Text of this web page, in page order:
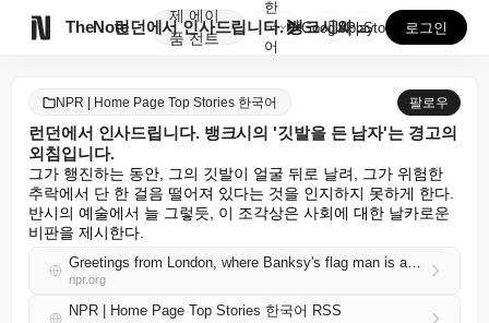
TheNote
제
품
에이
전트
런던에서 인사드립니다. 뱅크시의 '깃발을 든 남자'는 ...
한
국
어
GooglePlay
AppStore 로그인
NPR | Home Page Top Stories 한국어 팔로우
런던에서 인사드립니다. 뱅크시의 '깃발을 든 남자'는 경고의
외침입니다.
그가 행진하는 동안, 그의 깃발이 얼굴 뒤로 날려, 그가 위험한
추락에서 단 한 걸음 떨어져 있다는 것을 인지하지 못하게 한다.
반시의 예술에서 늘 그렇듯, 이 조각상은 사회에 대한 날카로운
비판을 제시한다.
Greetings from London, where Banksy's flag man is a warning cry
npr.org
NPR | Home Page Top Stories 한국어 RSS